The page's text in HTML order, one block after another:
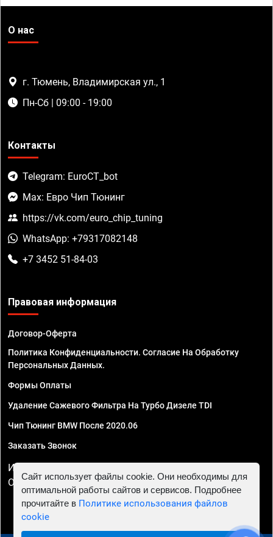
О нас
г. Тюмень, Владимирская ул., 1
Пн-Сб | 09:00 - 19:00
Контакты
Telegram: EuroCT_bot
Max: Евро Чип Тюнинг
https://vk.com/euro_chip_tuning
WhatsApp: +79317082148
+7 3452 51-84-03
Правовая информация
Договор-Оферта
Политика Конфиденциальности. Согласие На Обработку
Персональных Данных.
Формы Оплаты
Удаление Сажевого Фильтра На Турбо Дизеле TDI
Чип Тюнинг BMW После 2020.06
Заказать Звонок
ИП Смирнов Георгий Павлович. ИНН 781302555843,
ОГРНИП 324470400032610
Сайт использует файлы cookie. Они необходимы для
оптимальной работы сайтов и сервисов. Подробнее
прочитайте в Политике использования файлов
cookie